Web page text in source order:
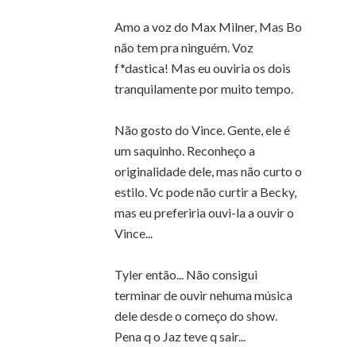
Amo a voz do Max Milner, Mas Bo
não tem pra ninguém. Voz
f*dastica! Mas eu ouviria os dois
tranquilamente por muito tempo.
Não gosto do Vince. Gente, ele é
um saquinho. Reconheço a
originalidade dele, mas não curto o
estilo. Vc pode não curtir a Becky,
mas eu preferiria ouvi-la a ouvir o
Vince...
Tyler então... Não consigui
terminar de ouvir nehuma música
dele desde o começo do show.
Pena q o Jaz teve q sair...